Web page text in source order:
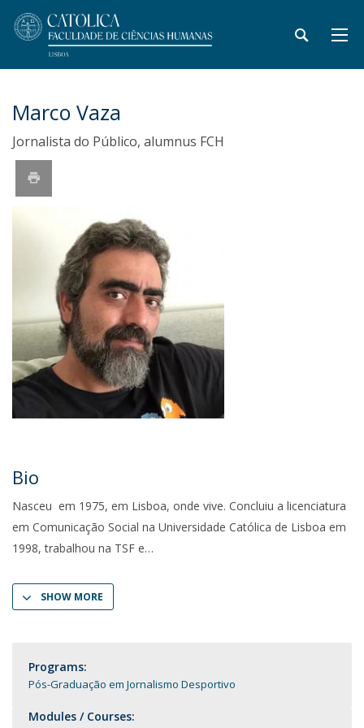
Marco Vaza
Jornalista do Público, alumnus FCH
Bio
Nasceu em 1975, em Lisboa, onde vive. Concluiu a licenciatura
em Comunicação Social na Universidade Católica de Lisboa em
1998, trabalhou na TSF e
SHOW MORE
Programs:
Pós-Graduação em Jornalismo Desportivo
Modules / Courses: